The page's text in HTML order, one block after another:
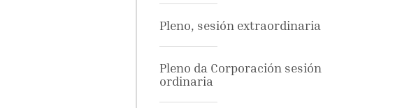
Pleno, sesión extraordinaria
Pleno da Corporación sesión
ordinaria